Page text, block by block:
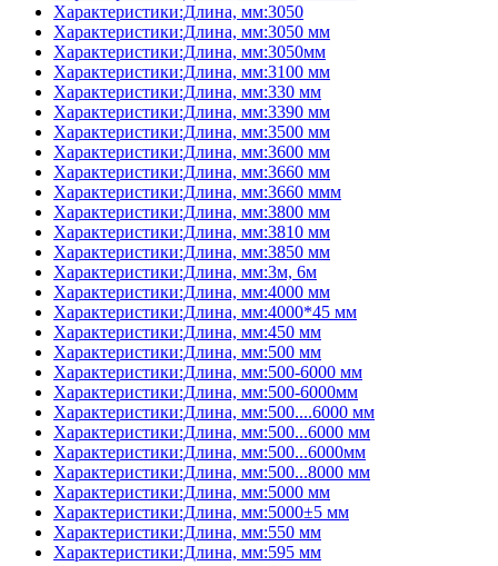
Характеристики:Длина, мм:3050
Характеристики:Длина, мм:3050 мм
Характеристики:Длина, мм:3050мм
Характеристики:Длина, мм:3100 мм
Характеристики:Длина, мм:330 мм
Характеристики:Длина, мм:3390 мм
Характеристики:Длина, мм:3500 мм
Характеристики:Длина, мм:3600 мм
Характеристики:Длина, мм:3660 мм
Характеристики:Длина, мм:3660 ммм
Характеристики:Длина, мм:3800 мм
Характеристики:Длина, мм:3810 мм
Характеристики:Длина, мм:3850 мм
Характеристики:Длина, мм:3м, 6м
Характеристики:Длина, мм:4000 мм
Характеристики:Длина, мм:4000*45 мм
Характеристики:Длина, мм:450 мм
Характеристики:Длина, мм:500 мм
Характеристики:Длина, мм:500-6000 мм
Характеристики:Длина, мм:500-6000мм
Характеристики:Длина, мм:500....6000 мм
Характеристики:Длина, мм:500...6000 мм
Характеристики:Длина, мм:500...6000мм
Характеристики:Длина, мм:500...8000 мм
Характеристики:Длина, мм:5000 мм
Характеристики:Длина, мм:5000±5 мм
Характеристики:Длина, мм:550 мм
Характеристики:Длина, мм:595 мм